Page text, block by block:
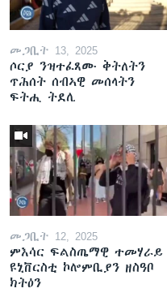
መጋቢት 13, 2025
ሶርያ ንዝተፈጸሙ ቅትለትን
ጥሕሰት ሰብኣዊ መሰላትን
ፍትሒ ትደሊ
መጋቢት 12, 2025
ምእሳር ፍልስጤማዊ ተመሃራይ
ዩኒቨርስቲ ኮሎምቢያን ዘስዓቦ
ክትዕን